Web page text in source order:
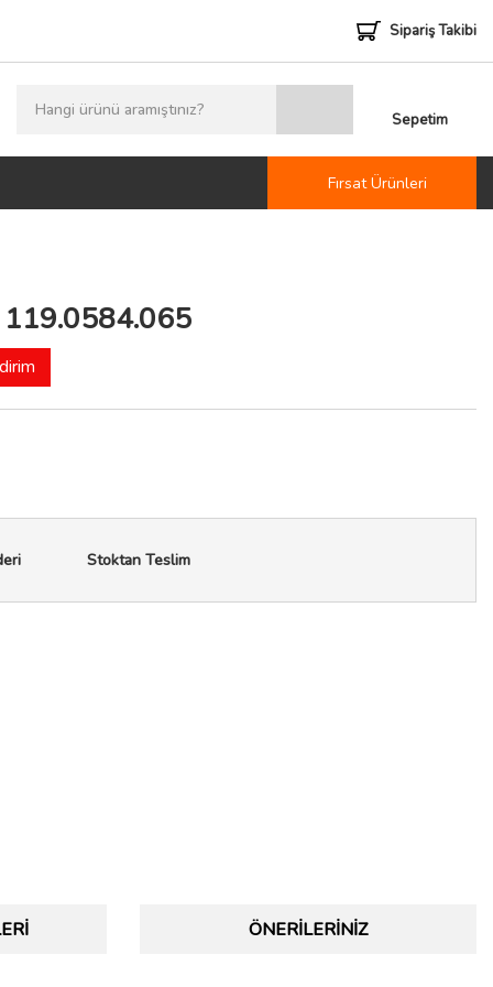
Sipariş Takibi
Sepetim
Fırsat Ürünleri
119.0584.065
Stoktan Teslim
ÖNERILERINIZ